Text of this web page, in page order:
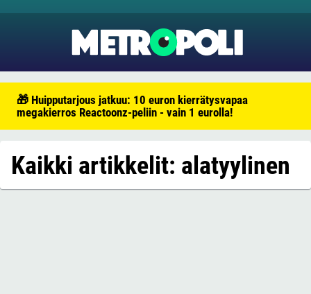
🎁 Huipputarjous jatkuu: 10 euron kierrätysvapaa
megakierros Reactoonz-peliin - vain 1 eurolla!
Kaikki artikkelit: alatyylinen